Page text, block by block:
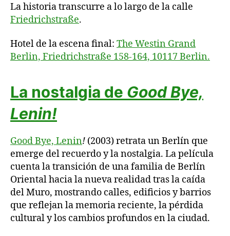
La historia transcurre a lo largo de la calle
Friedrichstraße.
Hotel de la escena final: The Westin Grand
Berlin, Friedrichstraße 158-164, 10117 Berlin.
La nostalgia de Good Bye,
Lenin!
Good Bye, Lenin! (2003) retrata un Berlín que
emerge del recuerdo y la nostalgia. La película
cuenta la transición de una familia de Berlín
Oriental hacia la nueva realidad tras la caída
del Muro, mostrando calles, edificios y barrios
que reflejan la memoria reciente, la pérdida
cultural y los cambios profundos en la ciudad.